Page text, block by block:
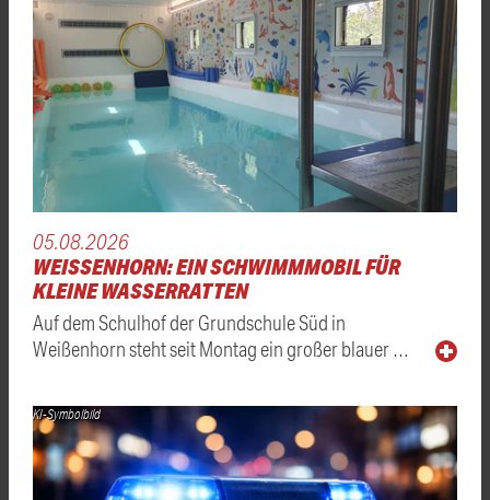
05.08.2026
WEISSENHORN: EIN SCHWIMMMOBIL FÜR K
LEINE WASSERRATTEN
Auf dem Schulhof der Grundschule Süd in
Weißenhorn steht seit Montag ein großer blauer …
KI-Symbolbild